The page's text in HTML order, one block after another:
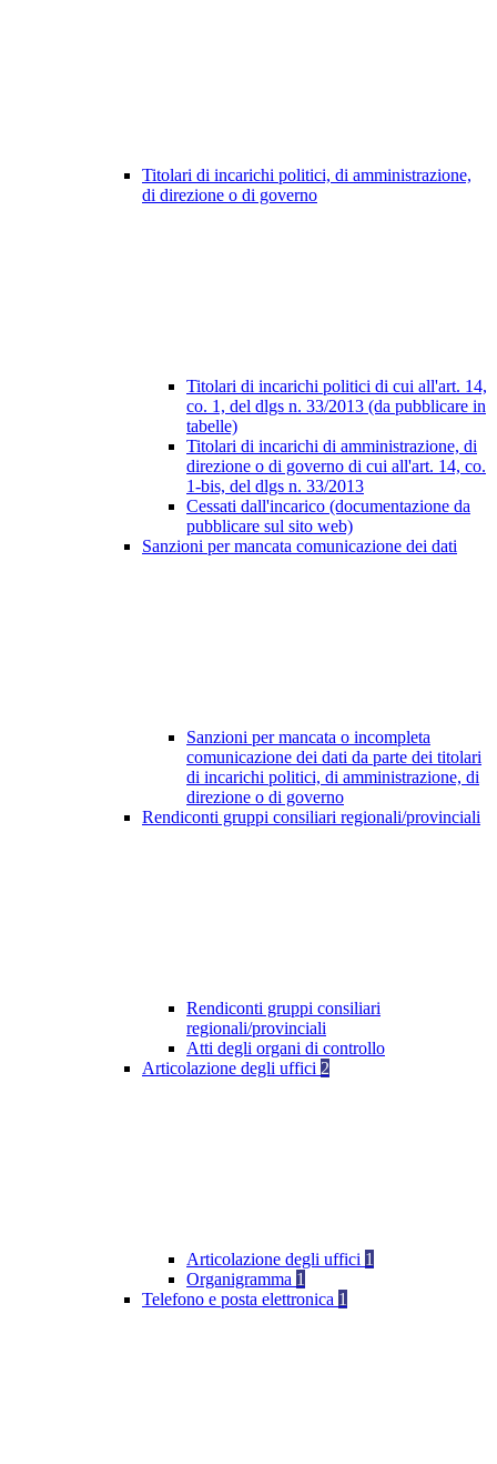
Titolari di incarichi politici, di amministrazione,
di direzione o di governo
Titolari di incarichi politici di cui all'art. 14,
co. 1, del dlgs n. 33/2013 (da pubblicare in
tabelle)
Titolari di incarichi di amministrazione, di
direzione o di governo di cui all'art. 14, co.
1-bis, del dlgs n. 33/2013
Cessati dall'incarico (documentazione da
pubblicare sul sito web)
Sanzioni per mancata comunicazione dei dati
Sanzioni per mancata o incompleta
comunicazione dei dati da parte dei titolari
di incarichi politici, di amministrazione, di
direzione o di governo
Rendiconti gruppi consiliari regionali/provinciali
Rendiconti gruppi consiliari
regionali/provinciali
Atti degli organi di controllo
Articolazione degli uffici 2
Articolazione degli uffici 1
Organigramma 1
Telefono e posta elettronica 1